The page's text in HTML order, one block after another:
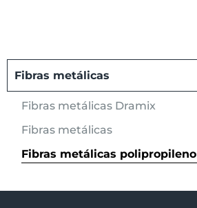
Fibras metálicas
Fibras metálicas Dramix
Fibras metálicas
Fibras metálicas polipropileno